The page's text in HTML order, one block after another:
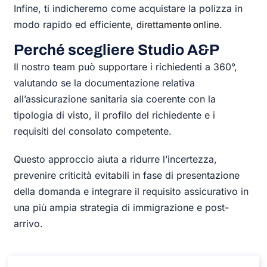
Infine, ti indicheremo come acquistare la polizza in
modo rapido ed efficiente,direttamente online.
Perché scegliere Studio A&P
Il nostro team può supportare i richiedenti a 360°,
valutando se la documentazione relativa
all’assicurazione sanitaria sia coerente con la
tipologia di visto, il profilo del richiedente e i
requisiti del consolato competente.
Questo approccio aiuta a ridurre l’incertezza,
prevenire criticità evitabili in fase di presentazione
della domanda e integrare il requisito assicurativo in
una più ampia strategia di immigrazione e post-
arrivo.